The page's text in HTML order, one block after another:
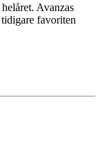
Avanzas
favoriten